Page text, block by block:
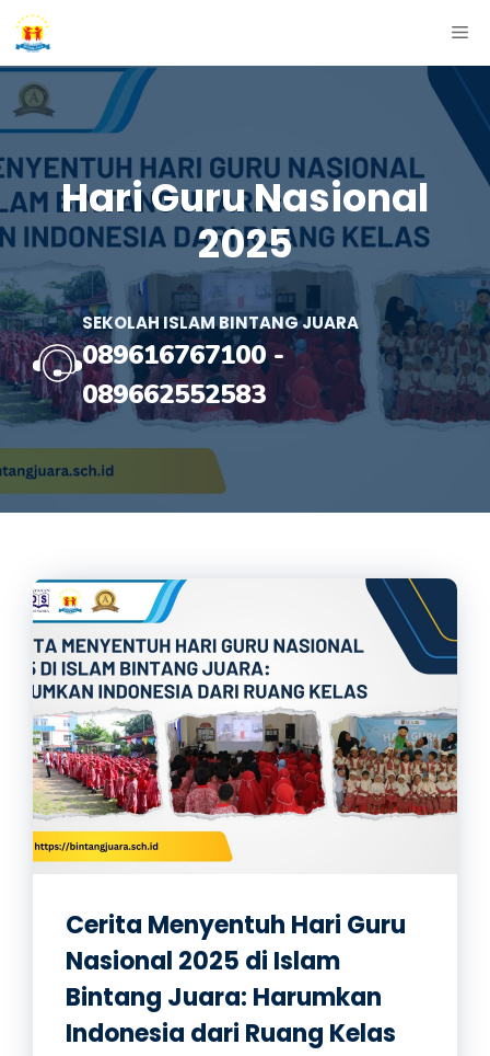
Skip
to
content
Hari Guru Nasional
2025
SEKOLAH ISLAM BINTANG JUARA
089616767100-
089662552583
Cerita Menyentuh Hari Guru
Nasional 2025 di Islam
Bintang Juara: Harumkan
Indonesia dari Ruang Kelas